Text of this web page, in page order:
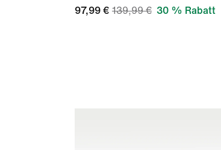
97,99 € 139,99 € 30 % Rabatt